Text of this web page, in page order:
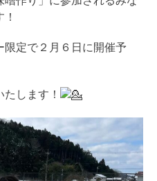
定で２月６日に開催予
します！